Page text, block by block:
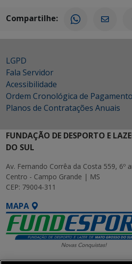
Compartilhe:
LGPD
Fala Servidor
Acessibilidade
Ordem Cronológica de
Planos de Contratações Anuais
FUNDAÇÃO DE DESPORTO E
DO SUL
Av. Fernando Corrêa da Costa 559, 6º
Centro - Campo Grande | MS
CEP: 79004-311
MAPA